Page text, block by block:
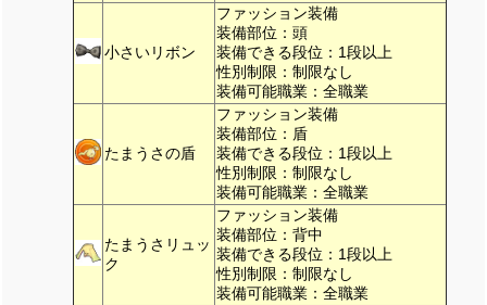
小さいリボン
ファッション装備
装備部位：頭
装備できる段位：1段以上
性別制限：制限なし
装備可能職業：全職業
たまうさの盾
ファッション装備
装備部位：盾
装備できる段位：1段以上
性別制限：制限なし
装備可能職業：全職業
たまうさリュッ
ク
ファッション装備
装備部位：背中
装備できる段位：1段以上
性別制限：制限なし
装備可能職業：全職業